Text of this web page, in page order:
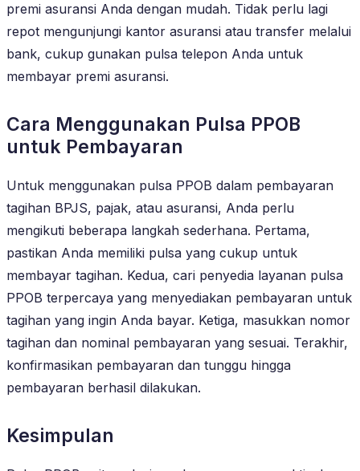
premi asuransi Anda dengan mudah. Tidak perlu lagi
repot mengunjungi kantor asuransi atau transfer melalui
bank, cukup gunakan pulsa telepon Anda untuk
membayar premi asuransi.
Cara Menggunakan Pulsa PPOB
untuk Pembayaran
Untuk menggunakan pulsa PPOB dalam pembayaran
tagihan BPJS, pajak, atau asuransi, Anda perlu
mengikuti beberapa langkah sederhana. Pertama,
pastikan Anda memiliki pulsa yang cukup untuk
membayar tagihan. Kedua, cari penyedia layanan pulsa
PPOB terpercaya yang menyediakan pembayaran untuk
tagihan yang ingin Anda bayar. Ketiga, masukkan nomor
tagihan dan nominal pembayaran yang sesuai. Terakhir,
konfirmasikan pembayaran dan tunggu hingga
pembayaran berhasil dilakukan.
Kesimpulan